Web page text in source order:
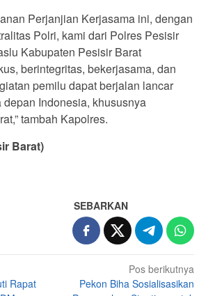
Perjanjian Kerjasama ini, dengan
Polri, kami dari Polres Pesisir
Kabupaten Pesisir Barat
berintegritas, bekerjasama, dan
pemilu dapat berjalan lancar
Indonesia, khususnya
tambah Kapolres.
Barat)
SEBARKAN
Rapat
Pos berikutnya
Pekon Biha Sosialisasikan